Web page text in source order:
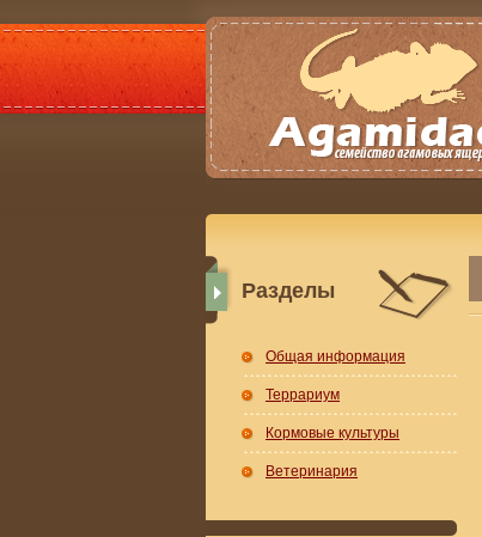
Разделы
Общая информация
Террариум
Кормовые культуры
Ветеринария